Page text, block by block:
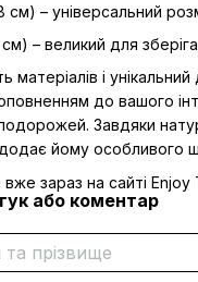
см) – універсальний
– великий для
матеріалів і
до вашого
Завдяки
йому особливого
зараз на сайті
або коментар